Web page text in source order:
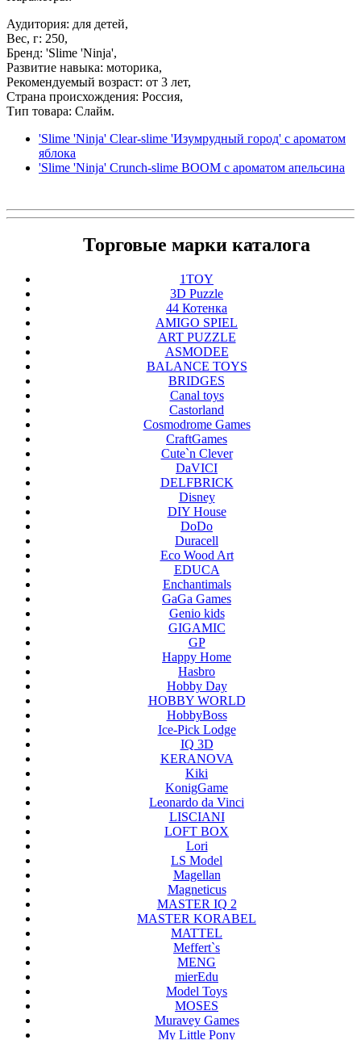
Аудитория: для детей,
Вес, г: 250,
Бренд: 'Slime 'Ninja',
Развитие навыка: моторика,
Рекомендуемый возраст: от 3 лет,
Страна происхождения: Россия,
Тип товара: Слайм.
'Slime 'Ninja' Clear-slime 'Изумрудный город' с ароматом
яблока
'Slime 'Ninja' Crunch-slime BOOM с ароматом апельсина
Торговые марки каталога
1TOY
3D Puzzle
44 Котенка
AMIGO SPIEL
ART PUZZLE
ASMODEE
BALANCE TOYS
BRIDGES
Canal toys
Castorland
Cosmodrome Games
CraftGames
Cute`n Clever
DaVICI
DELFBRICK
Disney
DIY House
DoDo
Duracell
Eco Wood Art
EDUCA
Enchantimals
GaGa Games
Genio kids
GIGAMIC
GP
Happy Home
Hasbro
Hobby Day
HOBBY WORLD
HobbyBoss
Ice-Pick Lodge
IQ 3D
KERANOVA
Kiki
KonigGame
Leonardo da Vinci
LISCIANI
LOFT BOX
Lori
LS Model
Magellan
Magneticus
MASTER IQ 2
MASTER KORABEL
MATTEL
Meffert`s
MENG
mierEdu
Model Toys
MOSES
Muravey Games
My Little Pony